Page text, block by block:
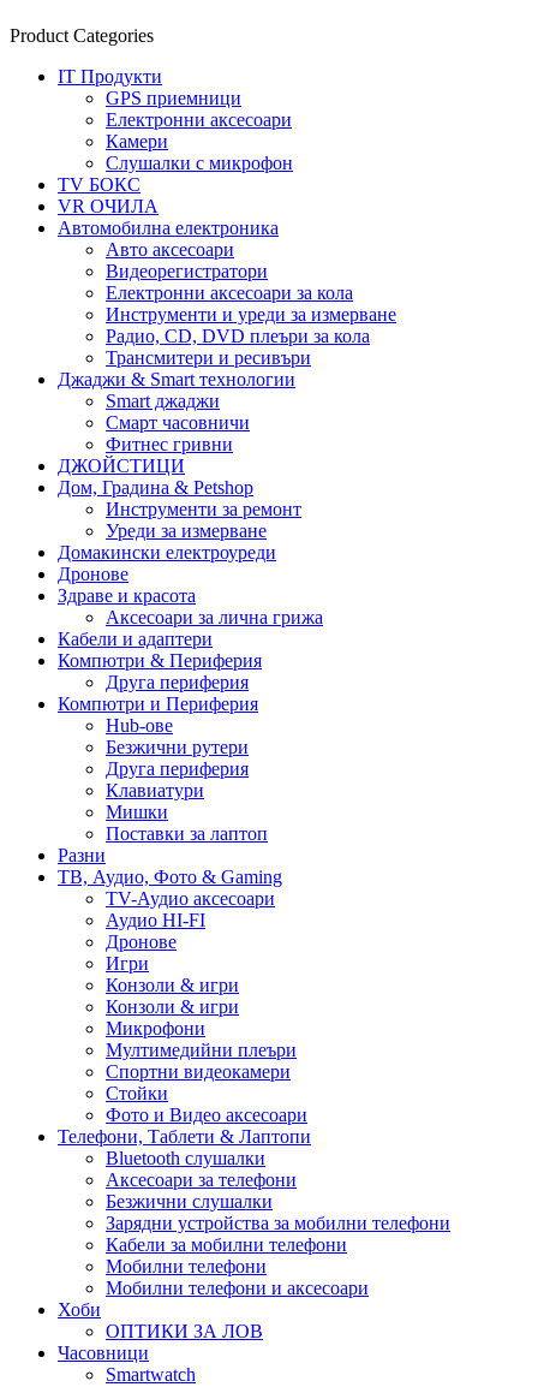
Product Categories
IT Продукти
GPS приемници
Електронни аксесоари
Камери
Слушалки с микрофон
TV БОКС
VR ОЧИЛА
Автомобилна електроника
Авто аксесоари
Видеорегистратори
Електронни аксесоари за кола
Инструменти и уреди за измерване
Радио, CD, DVD плеъри за кола
Трансмитери и ресивъри
Джаджи & Smart технологии
Smart джаджи
Смарт часовничи
Фитнес гривни
ДЖОЙСТИЦИ
Дом, Градина & Petshop
Инструменти за ремонт
Уреди за измерване
Домакински електроуреди
Дронове
Здраве и красота
Аксесоари за лична грижа
Кабели и адаптери
Компютри & Периферия
Друга периферия
Компютри и Периферия
Hub-ове
Безжични рутери
Друга периферия
Клавиатури
Мишки
Поставки за лаптоп
Разни
ТВ, Аудио, Фото & Gaming
TV-Аудио аксесоари
Аудио HI-FI
Дронове
Игри
Конзоли & игри
Конзоли & игри
Микрофони
Мултимедийни плеъри
Спортни видеокамери
Стойки
Фото и Видео аксесоари
Телефони, Таблети & Лаптопи
Bluetooth слушалки
Аксесоари за телефони
Безжични слушалки
Зарядни устройства за мобилни телефони
Кабели за мобилни телефони
Мобилни телефони
Мобилни телефони и аксесоари
Хоби
ОПТИКИ ЗА ЛОВ
Часовници
Smartwatch